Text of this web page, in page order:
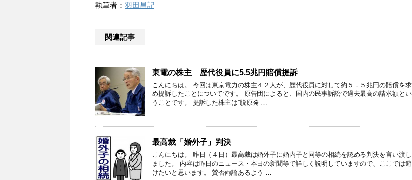
執筆者： 羽田昌記
関連記事
東電の株主 歴代役員に5.5兆円賠償提訴
こんにちは。 今回は東京電力の株主４２人が、歴代役員に対して約５．５兆円の賠償を求
め提訴したことについてです。 原告団によると、国内の民事訴訟で過去最高の請求額とい
うことです。 提訴した株主は”脱原発 …
最高裁「婚外子」判決
こんにちは。 昨日（４日）最高裁は婚外子に婚内子と同等の相続を認める判決を言い渡し
ました。 内容は昨日のニュース・本日の新聞等で詳しく説明していますので、ここでは避
けたいと思います。 賛否両論あるよう …